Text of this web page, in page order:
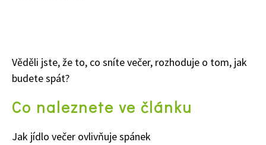
Věděli jste, že to, co sníte večer, rozhoduje o tom, jak
budete spát?
Co naleznete ve článku
Jak jídlo večer ovlivňuje spánek